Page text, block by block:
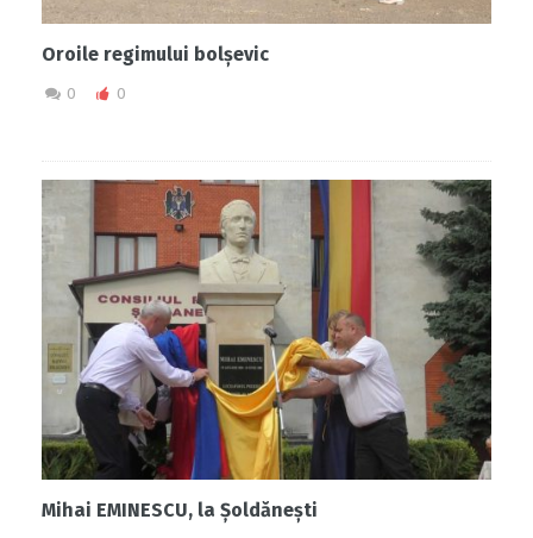
Oroile regimului bolșevic
0 0
Mihai EMINESCU, la Șoldănești